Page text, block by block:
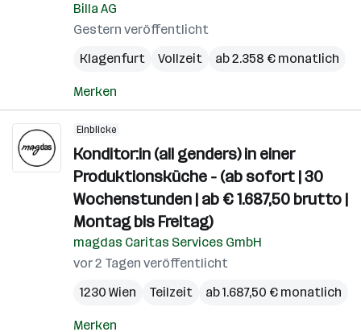
Billa AG
Gestern veröffentlicht
Klagenfurt
Vollzeit ab 2.358 € monatlich
Merken
Einblicke
Konditor:in (all genders) in einer
Produktionsküche - (ab sofort | 30
Wochenstunden | ab € 1.687,50 brutto |
Montag bis Freitag)
magdas Caritas Services GmbH
vor 2 Tagen veröffentlicht
1230 Wien
Teilzeit ab 1.687,50 € monatlich
Merken